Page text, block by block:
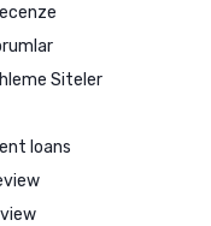
Siteler
loans